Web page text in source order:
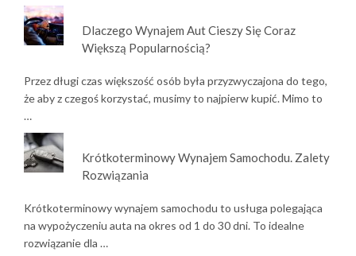
Dlaczego Wynajem Aut Cieszy Się Coraz
Większą Popularnością?
Przez długi czas większość osób była przyzwyczajona do tego,
że aby z czegoś korzystać, musimy to najpierw kupić. Mimo to
…
Krótkoterminowy Wynajem Samochodu. Zalety
Rozwiązania
Krótkoterminowy wynajem samochodu to usługa polegająca
na wypożyczeniu auta na okres od 1 do 30 dni. To idealne
rozwiązanie dla …